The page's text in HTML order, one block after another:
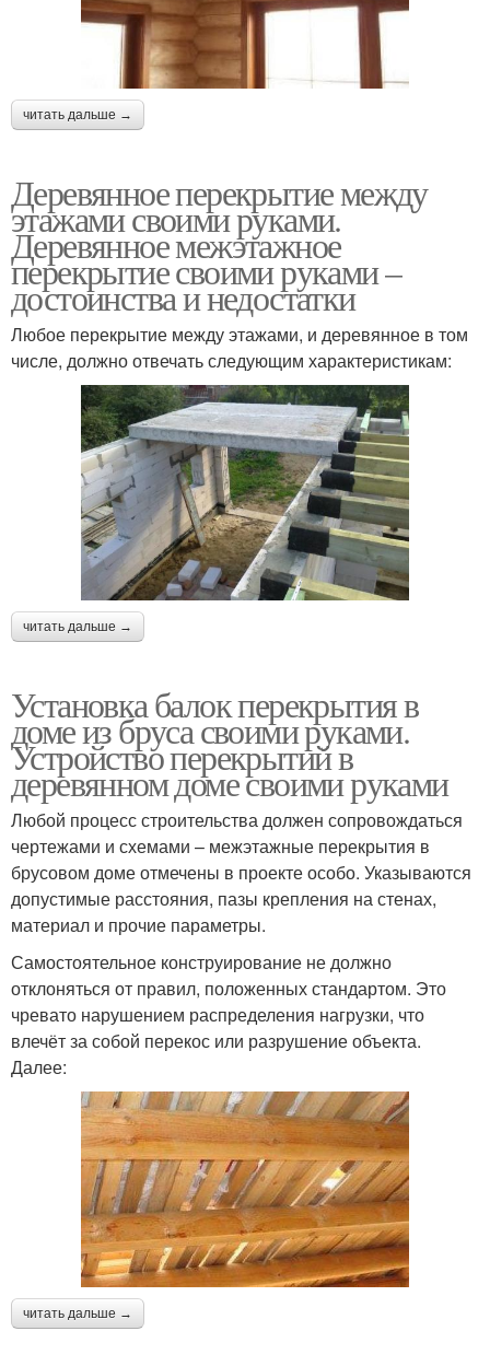
читать дальше →
Деревянное перекрытие между
этажами своими руками.
Деревянное межэтажное
перекрытие своими руками –
достоинства и недостатки
Любое перекрытие между этажами, и деревянное в том
числе, должно отвечать следующим характеристикам:
читать дальше →
Установка балок перекрытия в
доме из бруса своими руками.
Устройство перекрытий в
деревянном доме своими руками
Любой процесс строительства должен сопровождаться
чертежами и схемами – межэтажные перекрытия в
брусовом доме отмечены в проекте особо. Указываются
допустимые расстояния, пазы крепления на стенах,
материал и прочие параметры.
Самостоятельное конструирование не должно
отклоняться от правил, положенных стандартом. Это
чревато нарушением распределения нагрузки, что
влечёт за собой перекос или разрушение объекта.
Далее:
читать дальше →